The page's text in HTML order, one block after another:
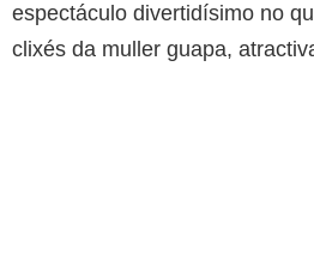
espectáculo divertidísimo no
clixés da muller guapa,